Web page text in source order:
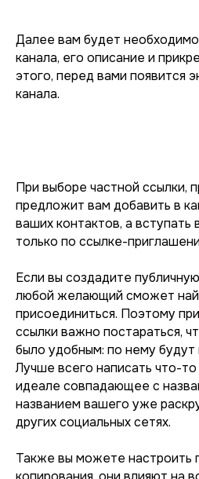
Далее вам будет
канала, его описание и
этого, перед вами появится
канала.
При выборе частной ссылки,
предложит вам добавить в
ваших контактов, а
только по ссылке-
Если вы создадите
любой желающий сможет
присоединиться. Поэтому
ссылки важно постараться,
было удобным: по нему будут
Лучше всего написать что-
идеале совпадающее с
названием вашего уже
других социальных сетях.
Также вы можете настроить